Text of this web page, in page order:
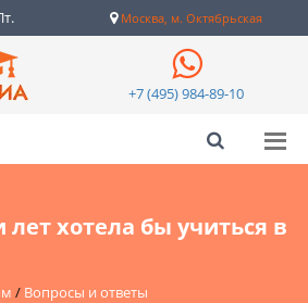
Москва, м. Октябрьская
+7 (495) 984-89-10
лет хотела бы учиться в
/ Вопросы и ответы